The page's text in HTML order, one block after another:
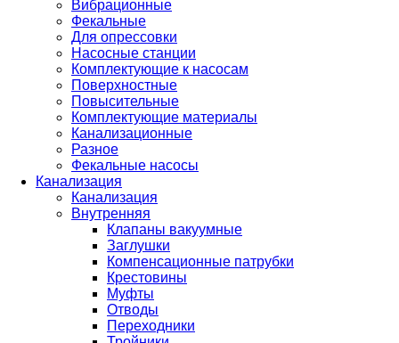
Вибрационные
Фекальные
Для опрессовки
Насосные станции
Комплектующие к насосам
Поверхностные
Повысительные
Комплектующие материалы
Канализационные
Разное
Фекальные насосы
Канализация
Канализация
Внутренняя
Клапаны вакуумные
Заглушки
Компенсационные патрубки
Крестовины
Муфты
Отводы
Переходники